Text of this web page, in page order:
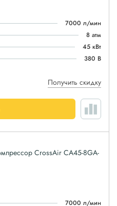
7000 л/мин
8 атм
45 кВт
380 В
Получить скидку
CrossAir CA45-8GA-
7000 л/мин